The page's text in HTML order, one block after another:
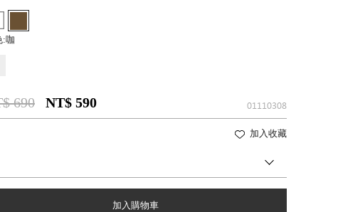
:咖
690 NT$ 590 01110308
加入收藏
加入購物車